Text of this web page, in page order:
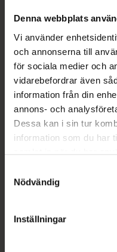
Denna webbplats
Vi använder
och annonserna till
för sociala medier och
vidarebefordrar även
information från din
annons- och
Dessa kan i sin tur
information som du har
samlat in när du har
återkalla ditt samtycke
cookieinställningar. Ett
lagligheten av
Nödvändig
Inställningar
Läs alltid
användning.
EAN: